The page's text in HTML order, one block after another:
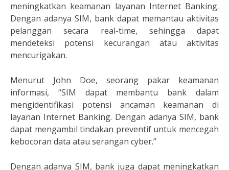
meningkatkan keamanan layanan Internet Banking.
Dengan adanya SIM, bank dapat memantau aktivitas
pelanggan secara real-time, sehingga dapat
mendeteksi potensi kecurangan atau aktivitas
mencurigakan.
Menurut John Doe, seorang pakar keamanan
informasi, “SIM dapat membantu bank dalam
mengidentifikasi potensi ancaman keamanan di
layanan Internet Banking. Dengan adanya SIM, bank
dapat mengambil tindakan preventif untuk mencegah
kebocoran data atau serangan cyber.”
Dengan adanya SIM, bank juga dapat meningkatkan